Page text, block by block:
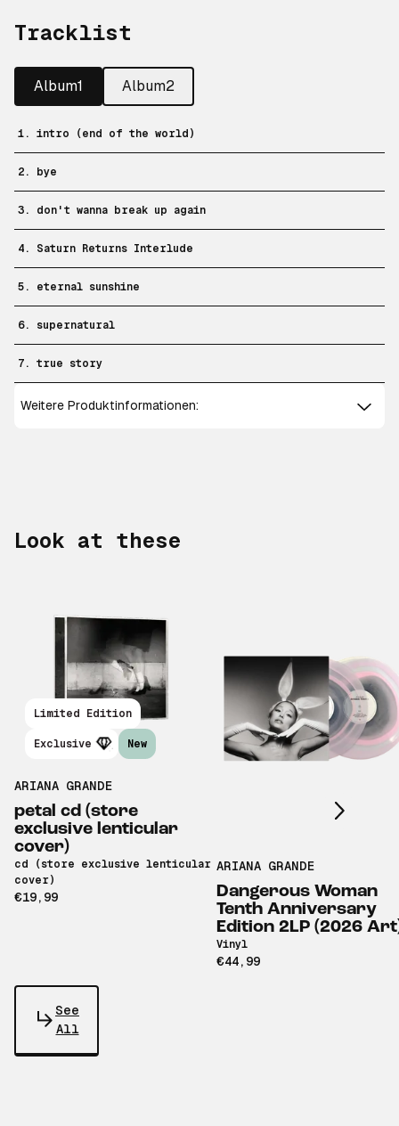
Tracklist
Album1 Album2
1. intro (end of the world)
2. bye
3. don't wanna break up again
4. Saturn Returns Interlude
5. eternal sunshine
6. supernatural
7. true story
Weitere Produktinformationen:
Look at these
Limited Edition
Exclusive New
ARIANA GRANDE
petal cd (store
exclusive lenticular
cover)
cd (store exclusive lenticular
cover)
€19,99
ARIANA GRANDE
Dangerous Woman
Tenth Anniversary
Edition 2LP (2026
Vinyl
€44,99
Scroll right
See
All